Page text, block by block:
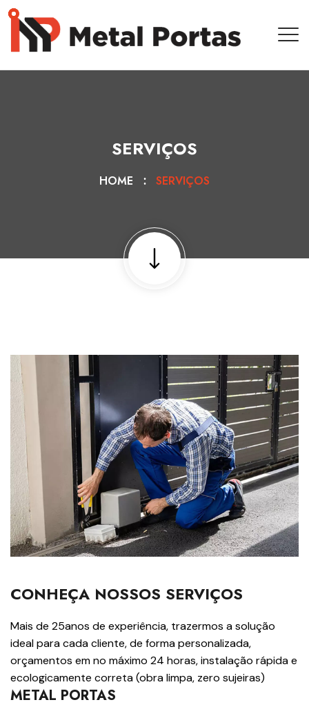
SERVIÇOS
HOME SERVIÇOS
CONHEÇA NOSSOS SERVIÇOS
Mais de 25anos de experiência, trazermos a solução
ideal para cada cliente, de forma personalizada,
orçamentos em no máximo 24 horas, instalação rápida e
ecologicamente correta (obra limpa, zero sujeiras)
METAL PORTAS